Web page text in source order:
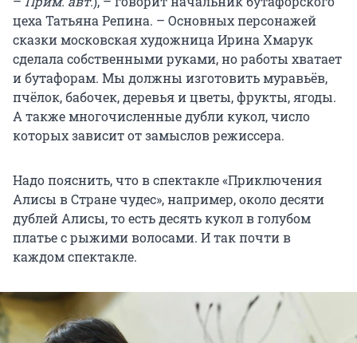
цеха Татьяна Репина. – Основных персонажей
сказки московская художница Ирина Хмарук
сделала собственными руками, но работы хватает
и бутафорам. Мы должны изготовить муравьёв,
пчёлок, бабочек, деревья и цветы, фрукты, ягоды.
А также многочисленные дубли кукол, число
которых зависит от замыслов режиссера.
Надо пояснить, что в спектакле «Приключения
Алисы в Стране чудес», например, около десяти
дублей Алисы, то есть десять кукол в голубом
платье с рыжими волосами. И так почти в
каждом спектакле.